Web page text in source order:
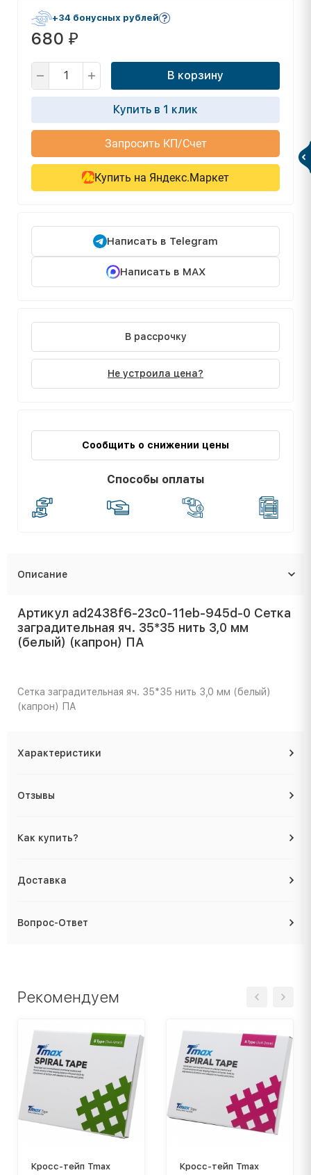
+34 бонусных рублей
680 ₽
В корзину
Купить в 1 клик
Запросить КП/Счет
Купить на Яндекс.Маркет
Написать в Telegram
Написать в MAX
В рассрочку
Не устроила цена?
Сообщить о снижении цены
Способы оплаты
Описание
Артикул ad2438f6-23c0-11eb-945d-0 Сетка
заградительная яч. 35*35 нить 3,0 мм
(белый) (капрон) ПА
Сетка заградительная яч. 35*35 нить 3,0 мм (белый)
(капрон) ПА
Характеристики
Отзывы
Как купить?
Доставка
Вопрос-Ответ
Рекомендуем
Кросс-тейп Tmax
Кросс-тейп Tmax